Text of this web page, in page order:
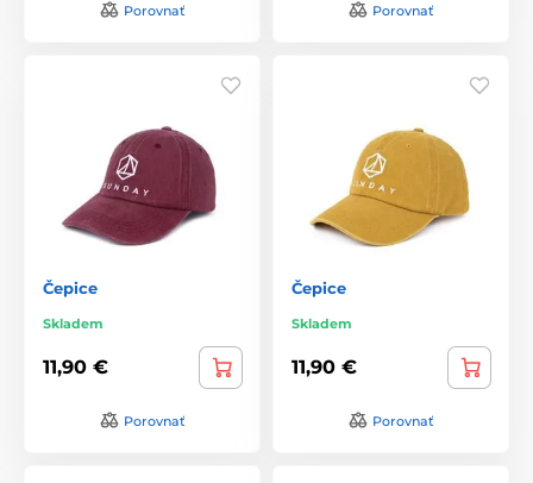
Porovnať Porovnať
Čepice
Skladem
11,90 €
Porovnať
Čepice
Skladem
11,90 €
Porovnať